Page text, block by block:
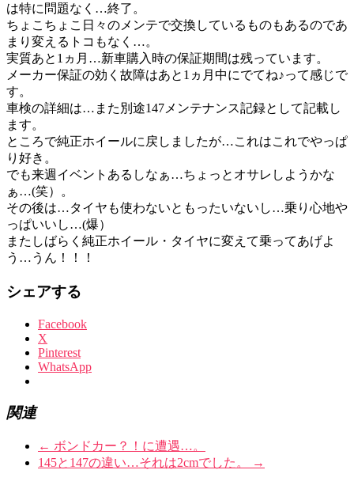
は特に問題なく…終了。
ちょこちょこ日々のメンテで交換しているものもあるのであ
まり変えるトコもなく…。
実質あと1ヵ月…新車購入時の保証期間は残っています。
メーカー保証の効く故障はあと1ヵ月中にでてね♪って感じで
す。
車検の詳細は…また別途147メンテナンス記録として記載し
ます。
ところで純正ホイールに戻しましたが…これはこれでやっぱ
り好き。
でも来週イベントあるしなぁ…ちょっとオサレしようかな
ぁ…(笑）。
その後は…タイヤも使わないともったいないし…乗り心地や
っぱいいし…(爆）
またしばらく純正ホイール・タイヤに変えて乗ってあげよ
う…うん！！！
シェアする
Facebook
X
Pinterest
WhatsApp
関連
← ボンドカー？！に遭遇…。
145と147の違い…それは2cmでした。
→